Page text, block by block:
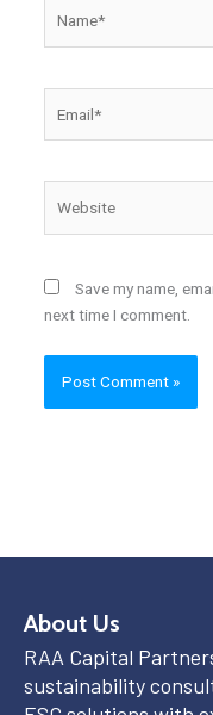
Save my name,
next time I comment.
About Us
RAA Capital
sustainability